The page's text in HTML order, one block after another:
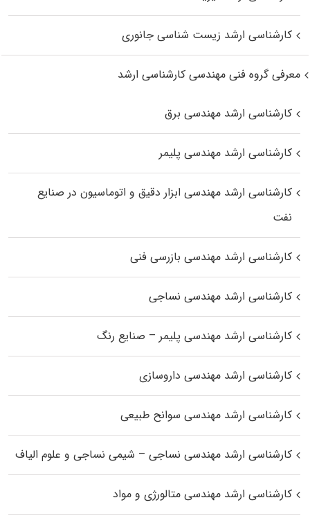
کارشناسی ارشد زیست‌ شناسی جانوری
معرفی گروه فنی مهندسی کارشناسی ارشد
کارشناسی ارشد مهندسی برق
کارشناسی ارشد مهندسی پلیمر
کارشناسی ارشد مهندسی ابزار دقیق و اتوماسیون در صنایع
نفت
کارشناسی ارشد مهندسی بازرسی فنی
کارشناسی ارشد مهندسی نساجی
کارشناسی ارشد مهندسی پلیمر – صنایع رنگ
کارشناسی ارشد مهندسی داروسازی
کارشناسی ارشد مهندسی سوانح طبیعی
کارشناسی ارشد مهندسی نساجی – شیمی نساجی و علوم الیاف
کارشناسی ارشد مهندسی متالورژی و مواد